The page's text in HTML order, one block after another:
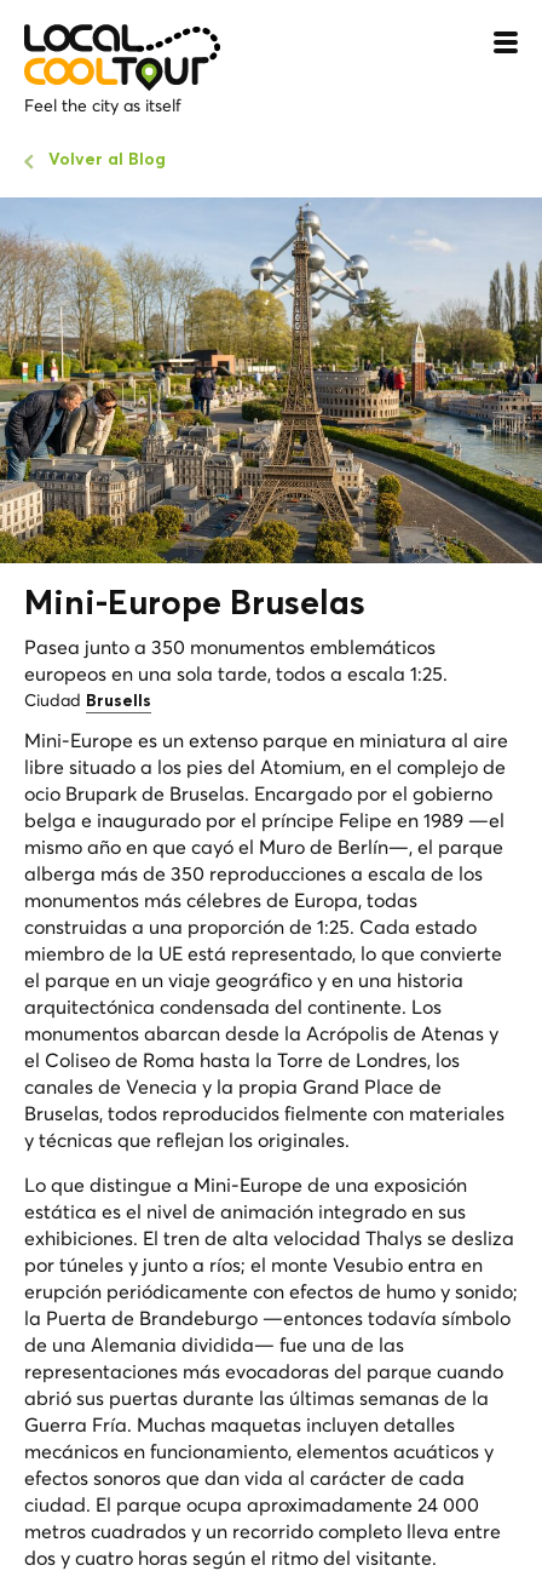
Feel the city as itself
Volver al Blog
Mini- Europe Bruselas
Pasea junto a 350 monumentos emblemáticos
europeos en una sola tarde, todos a escala 1:25.
Ciudad Brusells
Mini-Europe es un extenso parque en miniatura al aire
libre situado a los pies del Atomium, en el complejo de
ocio Brupark de Bruselas. Encargado por el gobierno
belga e inaugurado por el príncipe Felipe en 1989 —el
mismo año en que cayó el Muro de Berlín—, el parque
alberga más de 350 reproducciones a escala de los
monumentos más célebres de Europa, todas
construidas a una proporción de 1:25. Cada estado
miembro de la UE está representado, lo que convierte
el parque en un viaje geográfico y en una historia
arquitectónica condensada del continente. Los
monumentos abarcan desde la Acrópolis de Atenas y
el Coliseo de Roma hasta la Torre de Londres, los
canales de Venecia y la propia Grand Place de
Bruselas, todos reproducidos fielmente con materiales
y técnicas que reflejan los originales.
Lo que distingue a Mini-Europe de una exposición
estática es el nivel de animación integrado en sus
exhibiciones. El tren de alta velocidad Thalys se desliza
por túneles y junto a ríos; el monte Vesubio entra en
erupción periódicamente con efectos de humo y sonido;
la Puerta de Brandeburgo —entonces todavía símbolo
de una Alemania dividida— fue una de las
representaciones más evocadoras del parque cuando
abrió sus puertas durante las últimas semanas de la
Guerra Fría. Muchas maquetas incluyen detalles
mecánicos en funcionamiento, elementos acuáticos y
efectos sonoros que dan vida al carácter de cada
ciudad. El parque ocupa aproximadamente 24 000
metros cuadrados y un recorrido completo lleva entre
dos y cuatro horas según el ritmo del visitante.